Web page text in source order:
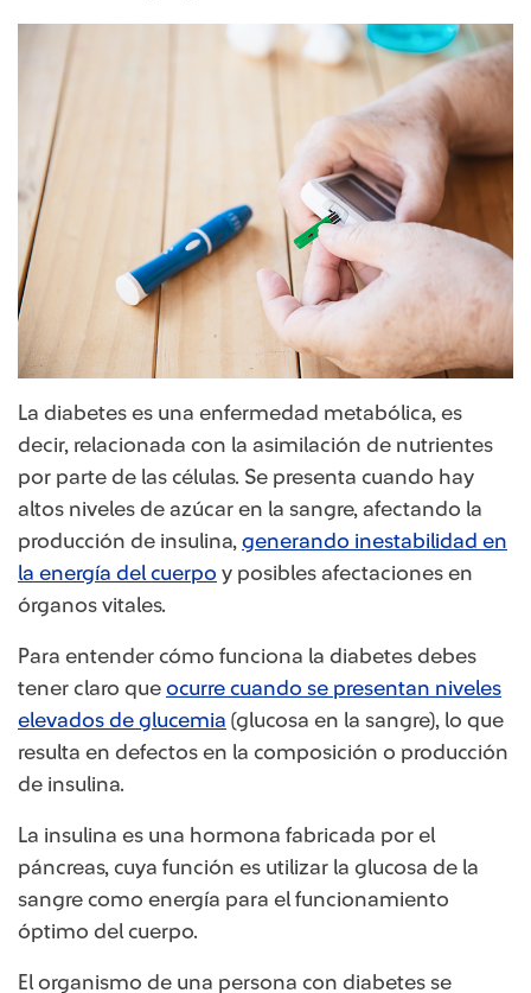
La diabetes es una enfermedad metabólica, es
decir, relacionada con la asimilación de nutrientes
por parte de las células. Se presenta cuando hay
altos niveles de azúcar en la sangre, afectando la
producción de insulina, generando inestabilidad en
la energía del cuerpo​ y posibles afectaciones en
órganos vitales.
Para entender cómo funciona la diabetes debes
tener claro que ocurre cuando se presentan niveles
elevados de glucemia (glucosa en la sangre), lo que
resulta en defectos en la composición o producción
de insulina.
La insulina es una hormona fabricada por el
páncreas, cuya función es utilizar la glucosa de la
sangre como energía para el funcionamiento
óptimo del cuerpo.
El organismo de una persona con diabetes se